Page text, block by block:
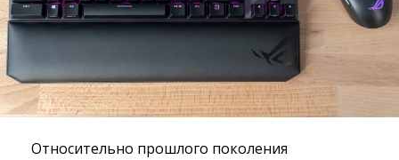
Относительно прошлого поколения